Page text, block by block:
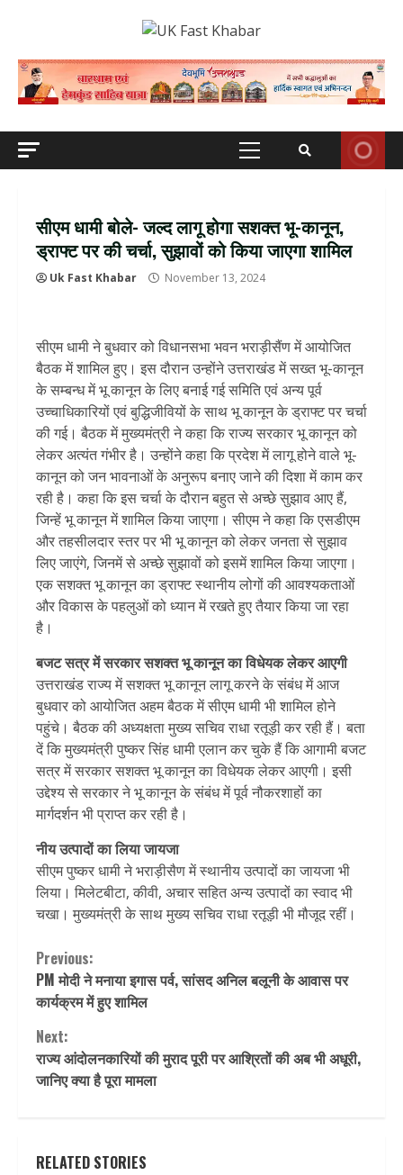
Primary
सीएम धामी बोले- जल्द लागू होगा सशक्त भू-कानून,
ड्राफ्ट पर की चर्चा, सुझावों को किया जाएगा शामिल
Uk Fast Khabar November 13, 2024
सीएम धामी ने बुधवार को विधानसभा भवन भराड़ीसैंण में आयोजित
बैठक में शामिल हुए। इस दौरान उन्होंने उत्तराखंड में सख्त भू-कानून
के सम्बन्ध में भू कानून के लिए बनाई गई समिति एवं अन्य पूर्व
उच्चाधिकारियों एवं बुद्धिजीवियों के साथ भू कानून के ड्राफ्ट पर चर्चा
की गई। बैठक में मुख्यमंत्री ने कहा कि राज्य सरकार भू कानून को
लेकर अत्यंत गंभीर है। उन्होंने कहा कि प्रदेश में लागू होने वाले भू-
कानून को जन भावनाओं के अनुरूप बनाए जाने की दिशा में काम कर
रही है। कहा कि इस चर्चा के दौरान बहुत से अच्छे सुझाव आए हैं,
जिन्हें भू कानून में शामिल किया जाएगा। सीएम ने कहा कि एसडीएम
और तहसीलदार स्तर पर भी भू कानून को लेकर जनता से सुझाव
लिए जाएंगे, जिनमें से अच्छे सुझावों को इसमें शामिल किया जाएगा।
एक सशक्त भू कानून का ड्राफ्ट स्थानीय लोगों की आवश्यकताओं
और विकास के पहलुओं को ध्यान में रखते हुए तैयार किया जा रहा
है।
बजट सत्र में सरकार सशक्त भू कानून का विधेयक लेकर आएगी
उत्तराखंड राज्य में सशक्त भू कानून लागू करने के संबंध में आज
बुधवार को आयोजित अहम बैठक में सीएम धामी भी शामिल होने
पहुंचे। बैठक की अध्यक्षता मुख्य सचिव राधा रतूड़ी कर रही हैं। बता
दें कि मुख्यमंत्री पुष्कर सिंह धामी एलान कर चुके हैं कि आगामी बजट
सत्र में सरकार सशक्त भू कानून का विधेयक लेकर आएगी। इसी
उद्देश्य से सरकार ने भू कानून के संबंध में पूर्व नौकरशाहों का
मार्गदर्शन भी प्राप्त कर रही है।
नीय उत्पादों का लिया जायजा
सीएम पुष्कर धामी ने भराड़ीसैण में स्थानीय उत्पादों का जायजा भी
लिया। मिलेटबीटा, कीवी, अचार सहित अन्य उत्पादों का स्वाद भी
चखा। मुख्यमंत्री के साथ मुख्य सचिव राधा रतूड़ी भी मौजूद रहीं।
Continue
Reading
Previous:
PM मोदी ने मनाया इगास पर्व, सांसद अनिल बलूनी के आवास पर
कार्यक्रम में हुए शामिल
Next:
राज्य आंदोलनकारियों की मुराद पूरी पर आश्रितों की अब भी अधूरी,
जानिए क्या है पूरा मामला
RELATED STORIES